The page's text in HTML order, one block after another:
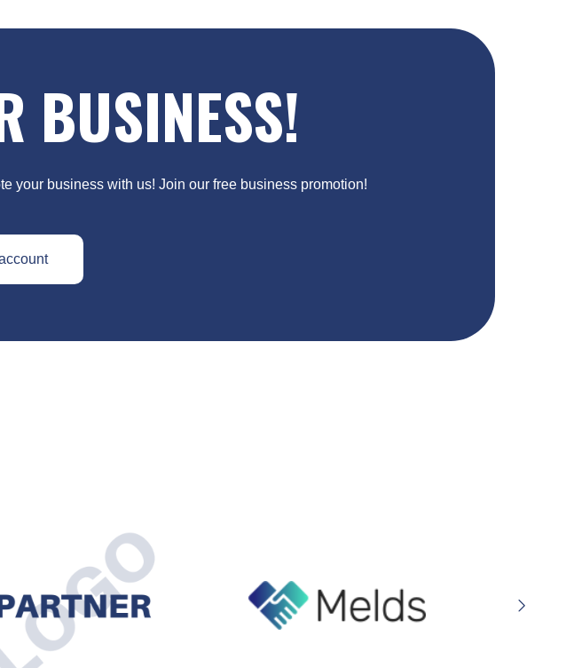
BUSINESS!
your business with us! Join our free business promotion!